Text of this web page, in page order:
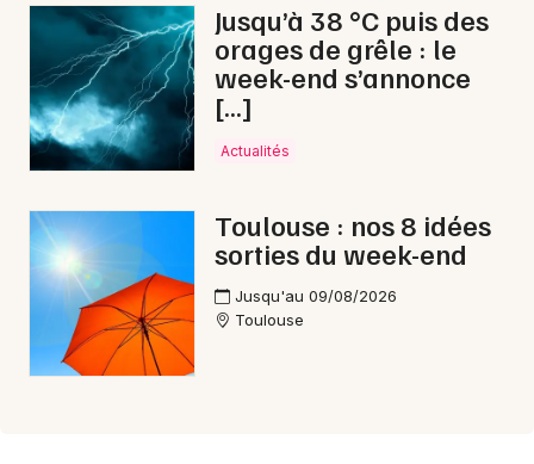
31 - Haute-Garonne
Mon email
Jusqu’à 38 °C puis des
orages de grêle : le
week-end s’annonce
[…]
Actualités
Toulouse : nos 8 idées
sorties du week-end
Jusqu'au 09/08/2026
Toulouse